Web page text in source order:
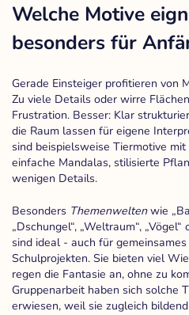
Welche Motive
besonders für
Gerade Einsteiger profitieren von
Zu viele Details oder wirre
Frustration. Besser: Klar
die Raum lassen für eigene
sind beispielsweise Tiermotive
einfache Mandalas, stilisierte
wenigen Details.
Besonders Themenweltenwie
„Dschungel“, „Weltraum“,
sind ideal - auch für
Schulprojekten. Sie bieten viel
regen die Fantasie an, ohne zu
Gruppenarbeit haben sich solche
erwiesen, weil sie zugleich